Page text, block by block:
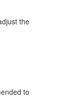
the
to